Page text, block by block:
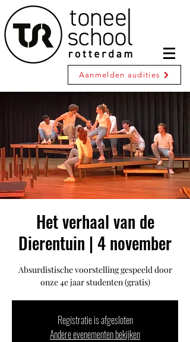
Aanmelden audities
Het verhaal van de
Dierentuin | 4 november
Absurdistische voorstelling gespeeld door
onze 4e jaar studenten (gratis)
Registratie is afgesloten
Andere evenementen bekijken